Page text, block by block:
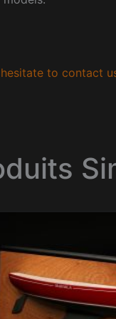
to contact